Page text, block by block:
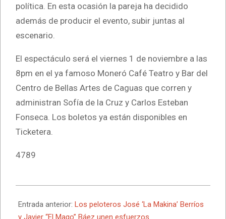
política. En esta ocasión la pareja ha decidido
además de producir el evento, subir juntas al
escenario.
El espectáculo será el viernes 1 de noviembre a las
8pm en el ya famoso Moneró Café Teatro y Bar del
Centro de Bellas Artes de Caguas que corren y
administran Sofía de la Cruz y Carlos Esteban
Fonseca. Los boletos ya están disponibles en
Ticketera.
4789
10-
06
Entrada anterior: Los peloteros José ‘La Makina’ Berríos
y Javier “El Mago” Báez unen esfuerzos